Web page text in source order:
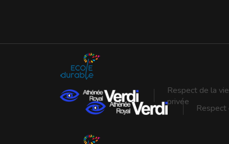
Respect de la vie
privée
Respect